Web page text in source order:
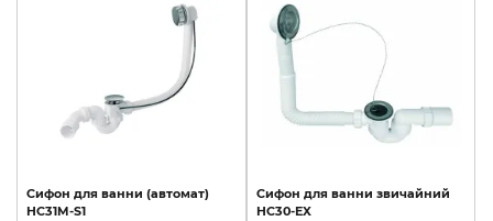
Сифон для ванни (автомат)
HC31M-S1
Сифон для ванни звичайний
HC30-EX